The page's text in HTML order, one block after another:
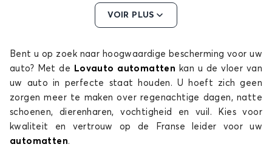
Automatten voor
Automatten voor
Automatten voor
CHEVROLET
Automatten voor
CHRYSLER
VOIR PLUS
Bent u op zoek naar hoogwaardige bescherming voor uw
auto? Met de
Lovauto automatten kan u de vloer van
uw auto in perfecte staat houden. U hoeft zich geen
zorgen meer te maken over regenachtige dagen, natte
schoenen, dierenharen, vochtigheid en vuil. Kies voor
kwaliteit en vertrouw op de Franse leider voor uw
automatten.